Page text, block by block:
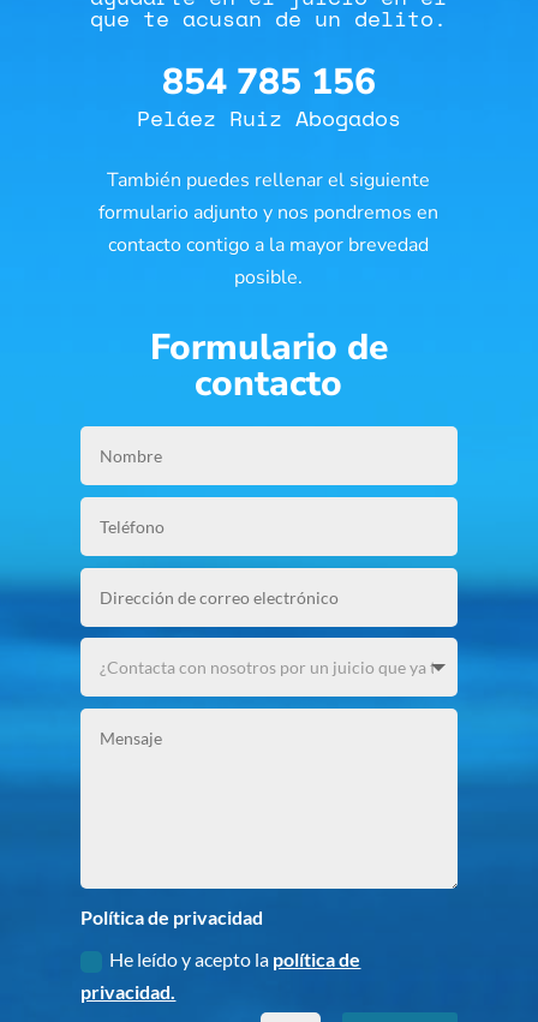
que te acusan de un delito.
854 785 156
Peláez Ruiz Abogados
También puedes rellenar el siguiente
formulario adjunto y nos pondremos en
contacto contigo a la mayor brevedad
posible.
Formulario de
contacto
Política de privacidad
He leído y acepto la política de
privacidad.